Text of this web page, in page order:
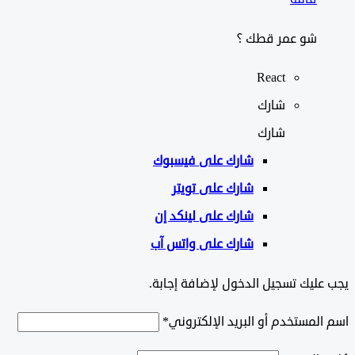
شو عمر قطك ؟
React
شارك
شارك علىفيسبوك
شارك على تويتر
شارك على لينكد إن
شارك على واتس آب
تسجيل الدخول لإضافة إجابة.
أو البريد الإلكتروني*